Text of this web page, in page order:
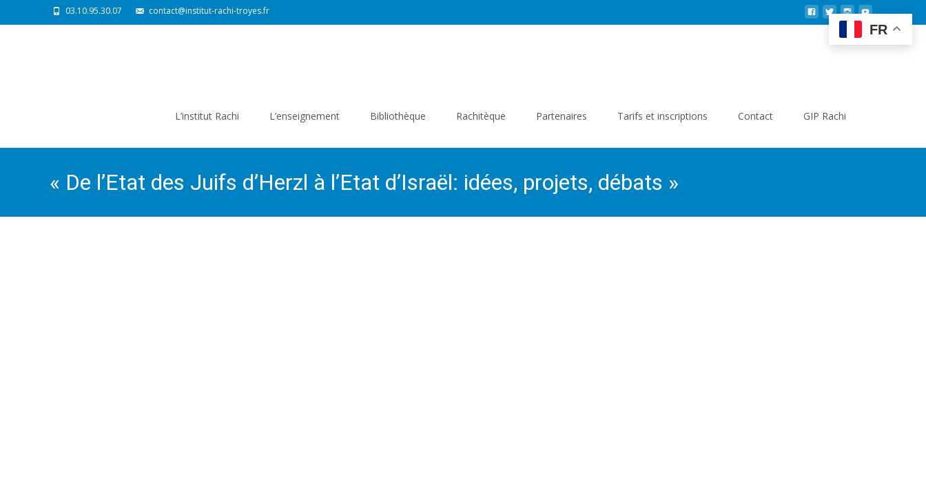
03.10.95.30.07 contact@institut-rachi-troyes.fr
L’institut Rachi L’enseignement Bibliothèque Rachitèque Partenaires Tarifs et inscriptions Contact GIP Rachi
« De l’Etat des Juifs d’Herzl à l’Etat d’Israël: idées, projets, débats »
FR